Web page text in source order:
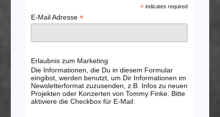
* indicates required
E-Mail Adresse *
Erlaubnis zum Marketing
Die Informationen, die Du in diesem Formular
eingibst, werden benutzt, um Dir Informationen im
Newsletterformat zuzusenden, z.B. Infos zu neuen
Projekten oder Konzerten von Tommy Finke. Bitte
aktiviere die Checkbox für E-Mail: